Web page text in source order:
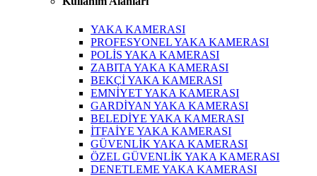
YAKA KAMERASI
PROFESYONEL YAKA KAMERASI
POLİS YAKA KAMERASI
ZABITA YAKA KAMERASI
BEKÇİ YAKA KAMERASI
EMNİYET YAKA KAMERASI
GARDİYAN YAKA KAMERASI
BELEDİYE YAKA KAMERASI
İTFAİYE YAKA KAMERASI
GÜVENLİK YAKA KAMERASI
ÖZEL GÜVENLİK YAKA KAMERASI
DENETLEME YAKA KAMERASI